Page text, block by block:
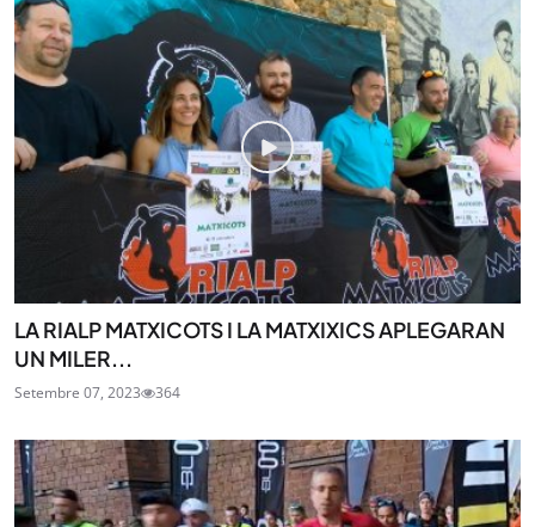
LA RIALP MATXICOTS I LA MATXIXICS APLEGARAN
UN MILER...
Setembre 07, 2023 364